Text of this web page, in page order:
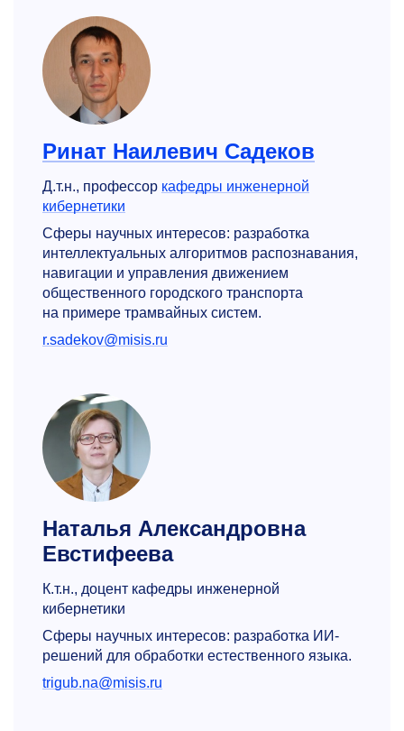
Ринат Наилевич Садеков
Д.т.н., профессор кафедры инженерной
кибернетики
Сферы научных интересов: разработка
интеллектуальных алгоритмов распознавания,
навигации и управления движением
общественного городского транспорта
на примере трамвайных систем.
r.sadekov@misis.ru
Наталья Александровна
Евстифеева
К.т.н., доцент кафедры инженерной
кибернетики
Сферы научных интересов: разработка ИИ-
решений для обработки естественного языка.
trigub.na@misis.ru